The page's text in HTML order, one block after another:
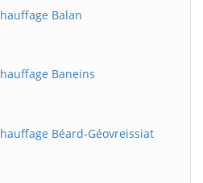
Balan
Baneins
Béard-Géovreissiat